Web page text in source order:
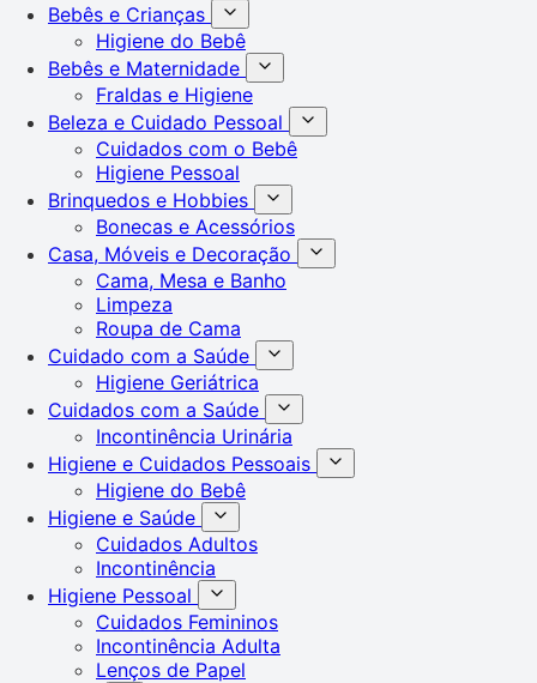
Bebês e Crianças
Higiene do Bebê
Bebês e Maternidade
Fraldas e Higiene
Beleza e Cuidado Pessoal
Cuidados com o Bebê
Higiene Pessoal
Brinquedos e Hobbies
Bonecas e Acessórios
Casa, Móveis e Decoração
Cama, Mesa e Banho
Limpeza
Roupa de Cama
Cuidado com a Saúde
Higiene Geriátrica
Cuidados com a Saúde
Incontinência Urinária
Higiene e Cuidados Pessoais
Higiene do Bebê
Higiene e Saúde
Cuidados Adultos
Incontinência
Higiene Pessoal
Cuidados Femininos
Incontinência Adulta
Lenços de Papel